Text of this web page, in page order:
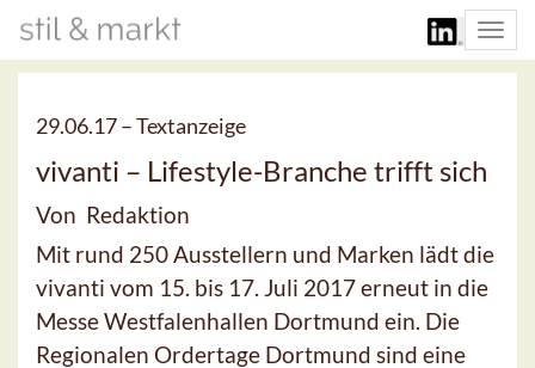
29.06.17 –Textanzeige
vivanti – Lifestyle-Branche trifft sich
Von Redaktion
Mit rund 250 Ausstellern und Marken lädt die
vivanti vom 15. bis 17. Juli 2017 erneut in die
Messe Westfalenhallen Dortmund ein. Die
Regionalen Ordertage Dortmund sind eine